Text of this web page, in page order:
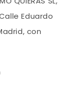
Eduardo
con